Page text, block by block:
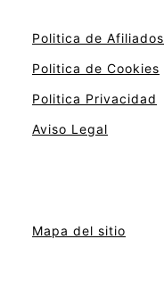
Politica de Afiliados
Politica de Cookies
Politica Privacidad
Aviso Legal
Mapa del sitio